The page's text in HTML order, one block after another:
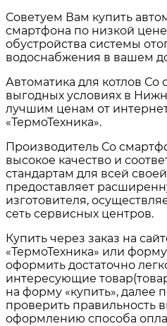
Советуем Вам купить
смартфона по низкой
обустройства системы
водоснабжения в вашем
Автоматика для котлов Со
выгодных условиях в
лучшим ценам от
«ТермоТехника».
Производитель Со
высокое качество и
стандартам для всей
предоставляет
изготовителя,
сеть сервисных центров.
Купить через заказ на
«ТермоТехника» или
оформить достаточно
интересующие
на форму «купить», далее
проверить правильность
оформлению способа